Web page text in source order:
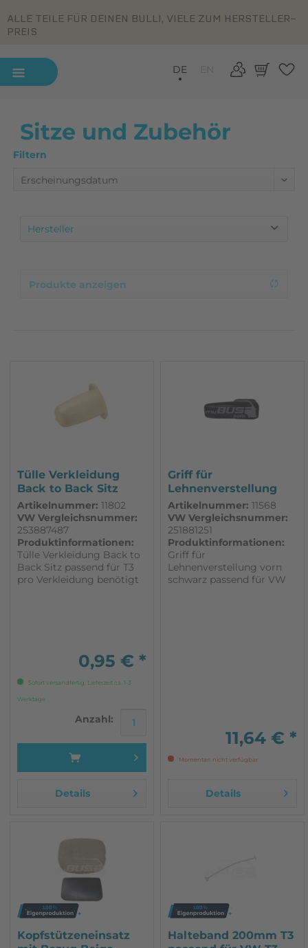
ALLE TEILE FÜR DEINEN BULLI, VIELE ZUM HERSTELLER-
PREIS
DE
Sitze und Zubehör
Filtern
Hersteller
Eigenproduktion
Produkte anzeigen
Tülle Verkleidung
Back to Back Sitz
passend für...
Artikelnummer: 11802
VW Vergleichsnummer:
253887487
Produktinformationen:
Tülle Verkleidung Back to
Back Sitz passend für T3
pro Verkleidung benötigt
0,95 € *
Sofort versandfertig, Lieferzeit ca. 1-3
Werktage
Anzahl:
Details
Griff für
Lehnenverstellung
vorn schwarz...
Artikelnummer: 11568
VW Vergleichsnummer:
251881251
Produktinformationen:
Griff für
Lehnenverstellung vorn
schwarz passend für VW
11,64 € *
Momentan nicht verfügbar
Details
Kopfstützeneinsatz
Halteband 200mm T3